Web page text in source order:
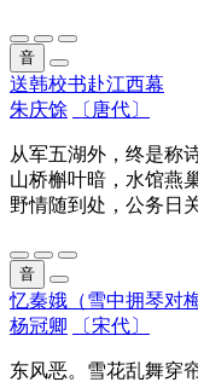
音
送韩校书赴江西幕
朱庆馀
〔唐代〕
从军五湖外，终是称
山桥槲叶暗，水馆燕
野情随到处，公务日
音
忆秦娥（雪中拥琴对
杨冠卿
〔宋代〕
东风恶。雪花乱舞穿